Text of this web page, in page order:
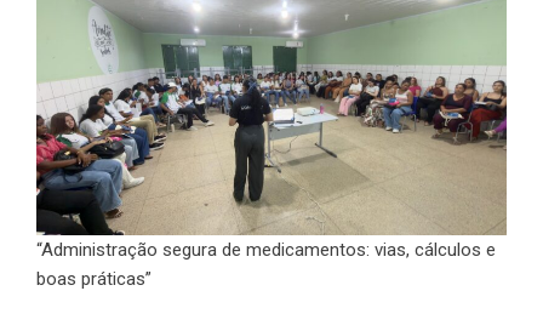
“Administração segura de medicamentos: vias, cálculos e
boas práticas”